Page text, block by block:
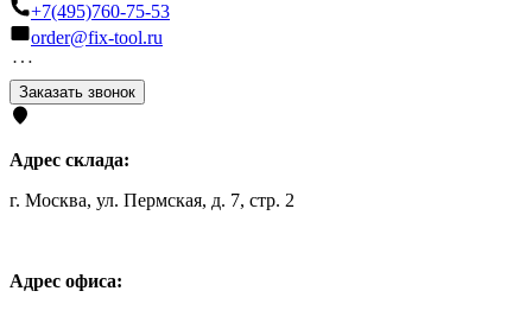
+7(495)760-75-53
order@fix-tool.ru
Заказать звонок
Адрес склада:
г. Москва, ул. Пермская, д. 7, стр. 2
Адрес офиса: